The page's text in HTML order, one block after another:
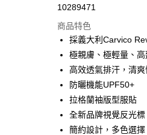
Apple Pay
街口支付
悠遊付
Google Pay
全盈+PAY
10289471
商品特色
採義大利Carvico
極親膚、極輕量、高
高效透氣排汗，清爽
防曬機能UPF50+
拉格蘭袖版型服貼
全新品牌視覺反光標
簡約設計，多色選